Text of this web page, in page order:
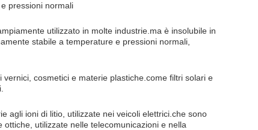
pressioni normali
utilizzato in molte industrie.ma è insolubile in
stabile a temperature e pressioni normali,
cosmetici e materie plastiche.come filtri solari e
agli ioni di litio, utilizzate nei veicoli elettrici.che sono
utilizzate nelle telecomunicazioni e nella